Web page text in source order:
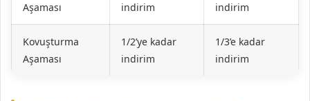
Aşaması
indirim
indirim
Kovuşturma
Aşaması
1/2’ye kadar
indirim
1/3’e kadar
indirim